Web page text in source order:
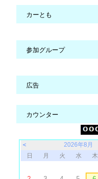
カーとも
参加グループ
広告
カウンター
＜ 2026年8月
日
月 火 水 木